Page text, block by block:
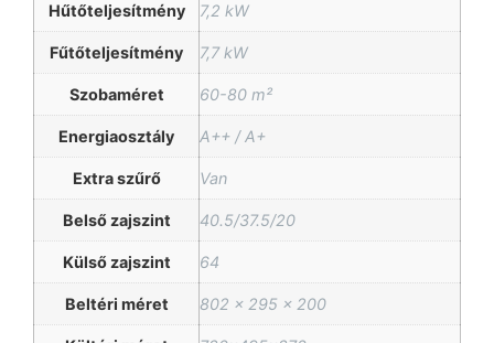
Hűtőteljesítmény 7,2 kW
Fűtőteljesítmény 7,7 kW
Szobaméret 60-80 m²
Energiaosztály A++ / A+
Extra szűrő Van
Belső zajszint 40.5/37.5/20
Külső zajszint 64
Beltéri méret 802 x 295 x 200